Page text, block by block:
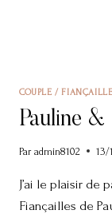
COUPLE /
Pauline &
Par admin8102 13/
J’ai le plaisir de
Fiançailles de